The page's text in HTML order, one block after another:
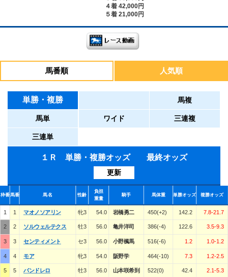
４着 42,000円
５着 21,000円
馬番順 人気順
単勝・複勝 馬複
馬単 ワイド 三連複
三連単
１Ｒ 単勝・複勝オッズ 最終オッズ
更新
枠番馬番 馬名 性齢
負担
重量
騎手 馬体重 単勝オッズ 複勝オッズ
1 1 マオノソアリン 牝3 54.0 岩橋勇二 450(+2) 142.2 7.8-21.7
2 2 ソルウェルテクス 牡3 56.0 亀井洋司 386(-4) 122.6 3.5-9.3
3 3 センティメント セ3 56.0 小野楓馬 516(-6) 1.2 1.0-1.2
4 4 モア 牝3 54.0 阪野学 464(-10) 7.3 1.2-2.5
5 5 バンドレロ 牡3 56.0 山本咲希到 522(0) 42.4 2.1-5.3